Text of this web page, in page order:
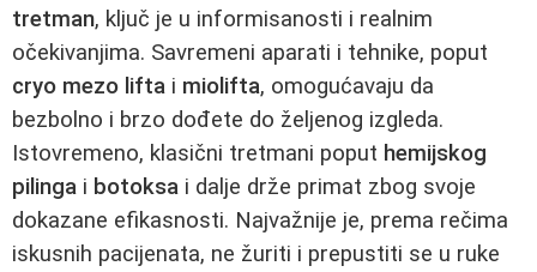
tretman, ključ je u informisanosti i realnim
očekivanjima. Savremeni aparati i tehnike, poput
cryo mezo lifta i miolifta, omogućavaju da
bezbolno i brzo dođete do željenog izgleda.
Istovremeno, klasični tretmani poput hemijskog
pilinga i botoksa i dalje drže primat zbog svoje
dokazane efikasnosti. Najvažnije je, prema rečima
iskusnih pacijenata, ne žuriti i prepustiti se u ruke